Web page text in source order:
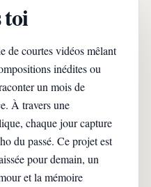
toi
de courtes vidéos mêlant
inédites ou
un mois de
À travers une
chaque jour capture
du passé. Ce projet est
pour demain, un
et la mémoire